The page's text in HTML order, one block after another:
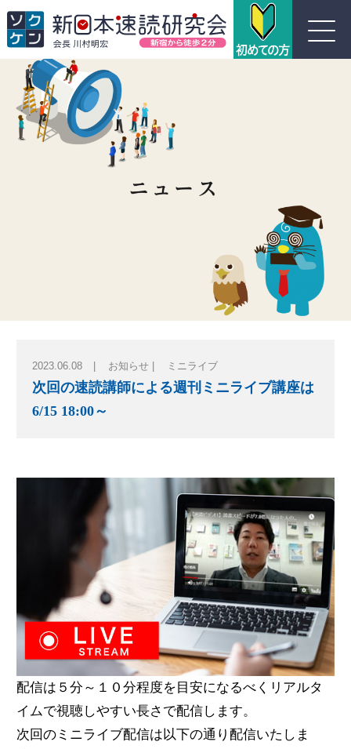
川村式ジョイント速読とは
コース紹介
無料体験のお申し込み
2023.06.08 お知らせ ミニライブ
次回の速読講師による週刊ミニライブ講座は
6/15 18:00～
配信は５分～１０分程度を目安になるべくリアルタ
イムで視聴しやすい長さで配信します。
次回のミニライブ配信は以下の通り配信いたしま